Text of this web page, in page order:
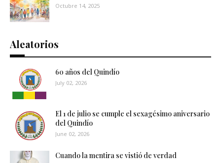
Octubre 14, 2025
Aleatorios
60 años del Quindío
July 02, 2026
El 1 de julio se cumple el sexagésimo aniversario
del Quindío
June 02, 2026
Cuando la mentira se vistió de verdad